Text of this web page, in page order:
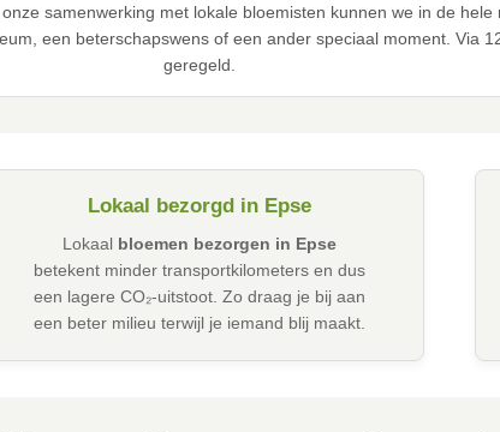
samenwerking met lokale bloemisten kunnen we in de
een beterschapswens of een ander speciaal moment. Via
geregeld.
Lokaal bezorgd in Epse
Lokaal bloemen bezorgen in Epse
betekent minder transportkilometers en dus
een lagere CO₂-uitstoot. Zo draag je bij aan
een beter milieu terwijl je iemand blij maakt.